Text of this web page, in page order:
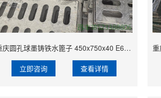
重庆圆孔球墨铸铁水篦子 450x750x40 E600管道常用 重庆库房 外形美观
立即咨询 查看详情